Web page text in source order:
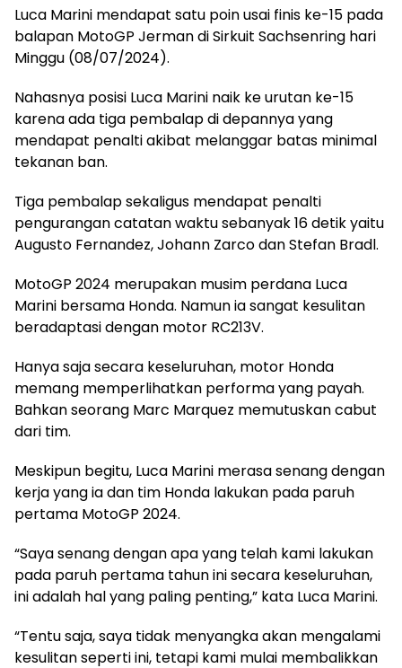
Luca Marini mendapat satu poin usai finis ke-15 pada
balapan MotoGP Jerman di Sirkuit Sachsenring hari
Minggu (08/07/2024).
Nahasnya posisi Luca Marini naik ke urutan ke-15
karena ada tiga pembalap di depannya yang
mendapat penalti akibat melanggar batas minimal
tekanan ban.
Tiga pembalap sekaligus mendapat penalti
pengurangan catatan waktu sebanyak 16 detik yaitu
Augusto Fernandez, Johann Zarco dan Stefan Bradl.
MotoGP 2024 merupakan musim perdana Luca
Marini bersama Honda. Namun ia sangat kesulitan
beradaptasi dengan motor RC213V.
Hanya saja secara keseluruhan, motor Honda
memang memperlihatkan performa yang payah.
Bahkan seorang Marc Marquez memutuskan cabut
dari tim.
Meskipun begitu, Luca Marini merasa senang dengan
kerja yang ia dan tim Honda lakukan pada paruh
pertama MotoGP 2024.
“Saya senang dengan apa yang telah kami lakukan
pada paruh pertama tahun ini secara keseluruhan,
ini adalah hal yang paling penting,” kata Luca Marini.
“Tentu saja, saya tidak menyangka akan mengalami
kesulitan seperti ini, tetapi kami mulai membalikkan